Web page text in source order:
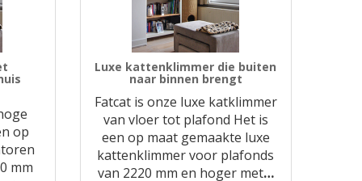
op
mm
Luxe kattenklimmer die buiten
naar binnen brengt
Fatcat is onze luxe katklimmer
van vloer tot plafond Het is
een op maat gemaakte luxe
kattenklimmer voor plafonds
van 2220 mm en hoger met…